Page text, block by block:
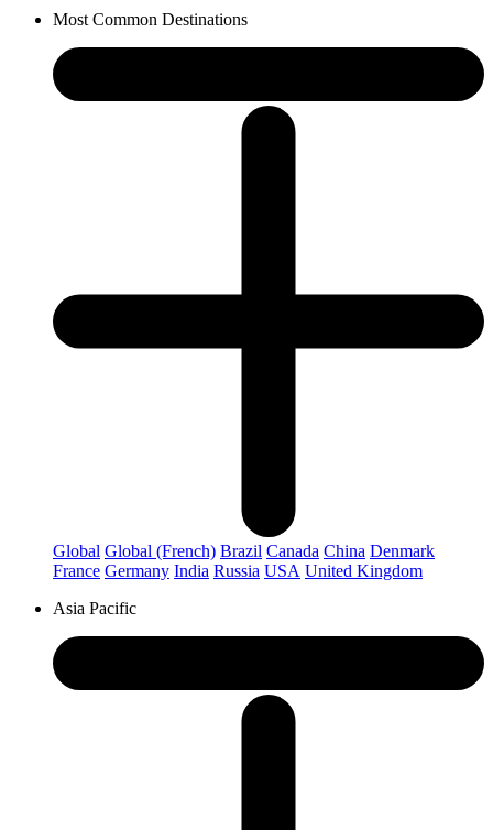
Most Common Destinations
Global Global (French) Brazil Canada China Denmark
France Germany India Russia USA United Kingdom
Asia Pacific